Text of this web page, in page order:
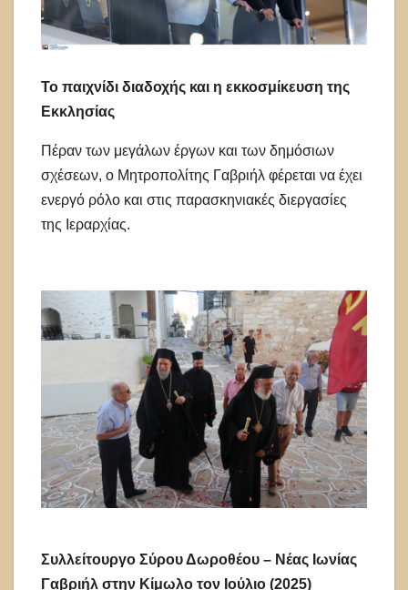
Το παιχνίδι διαδοχής και η εκκοσμίκευση της
Εκκλησίας
Πέραν των μεγάλων έργων και των δημόσιων
σχέσεων, ο Μητροπολίτης Γαβριήλ φέρεται να έχει
ενεργό ρόλο και στις παρασκηνιακές διεργασίες
της Ιεραρχίας.
Συλλείτουργο Σύρου Δωροθέου – Νέας Ιωνίας
Γαβριήλ στην Κίμωλο τον Ιούλιο (2025)